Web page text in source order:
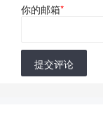
你的邮箱*
提交评论